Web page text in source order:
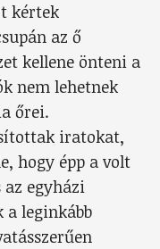
kértek
az ő
kellene önteni a
nem lehetnek
őrei.
iratokat,
hogy épp a volt
az egyházi
leginkább